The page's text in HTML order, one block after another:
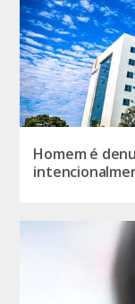
Homem é